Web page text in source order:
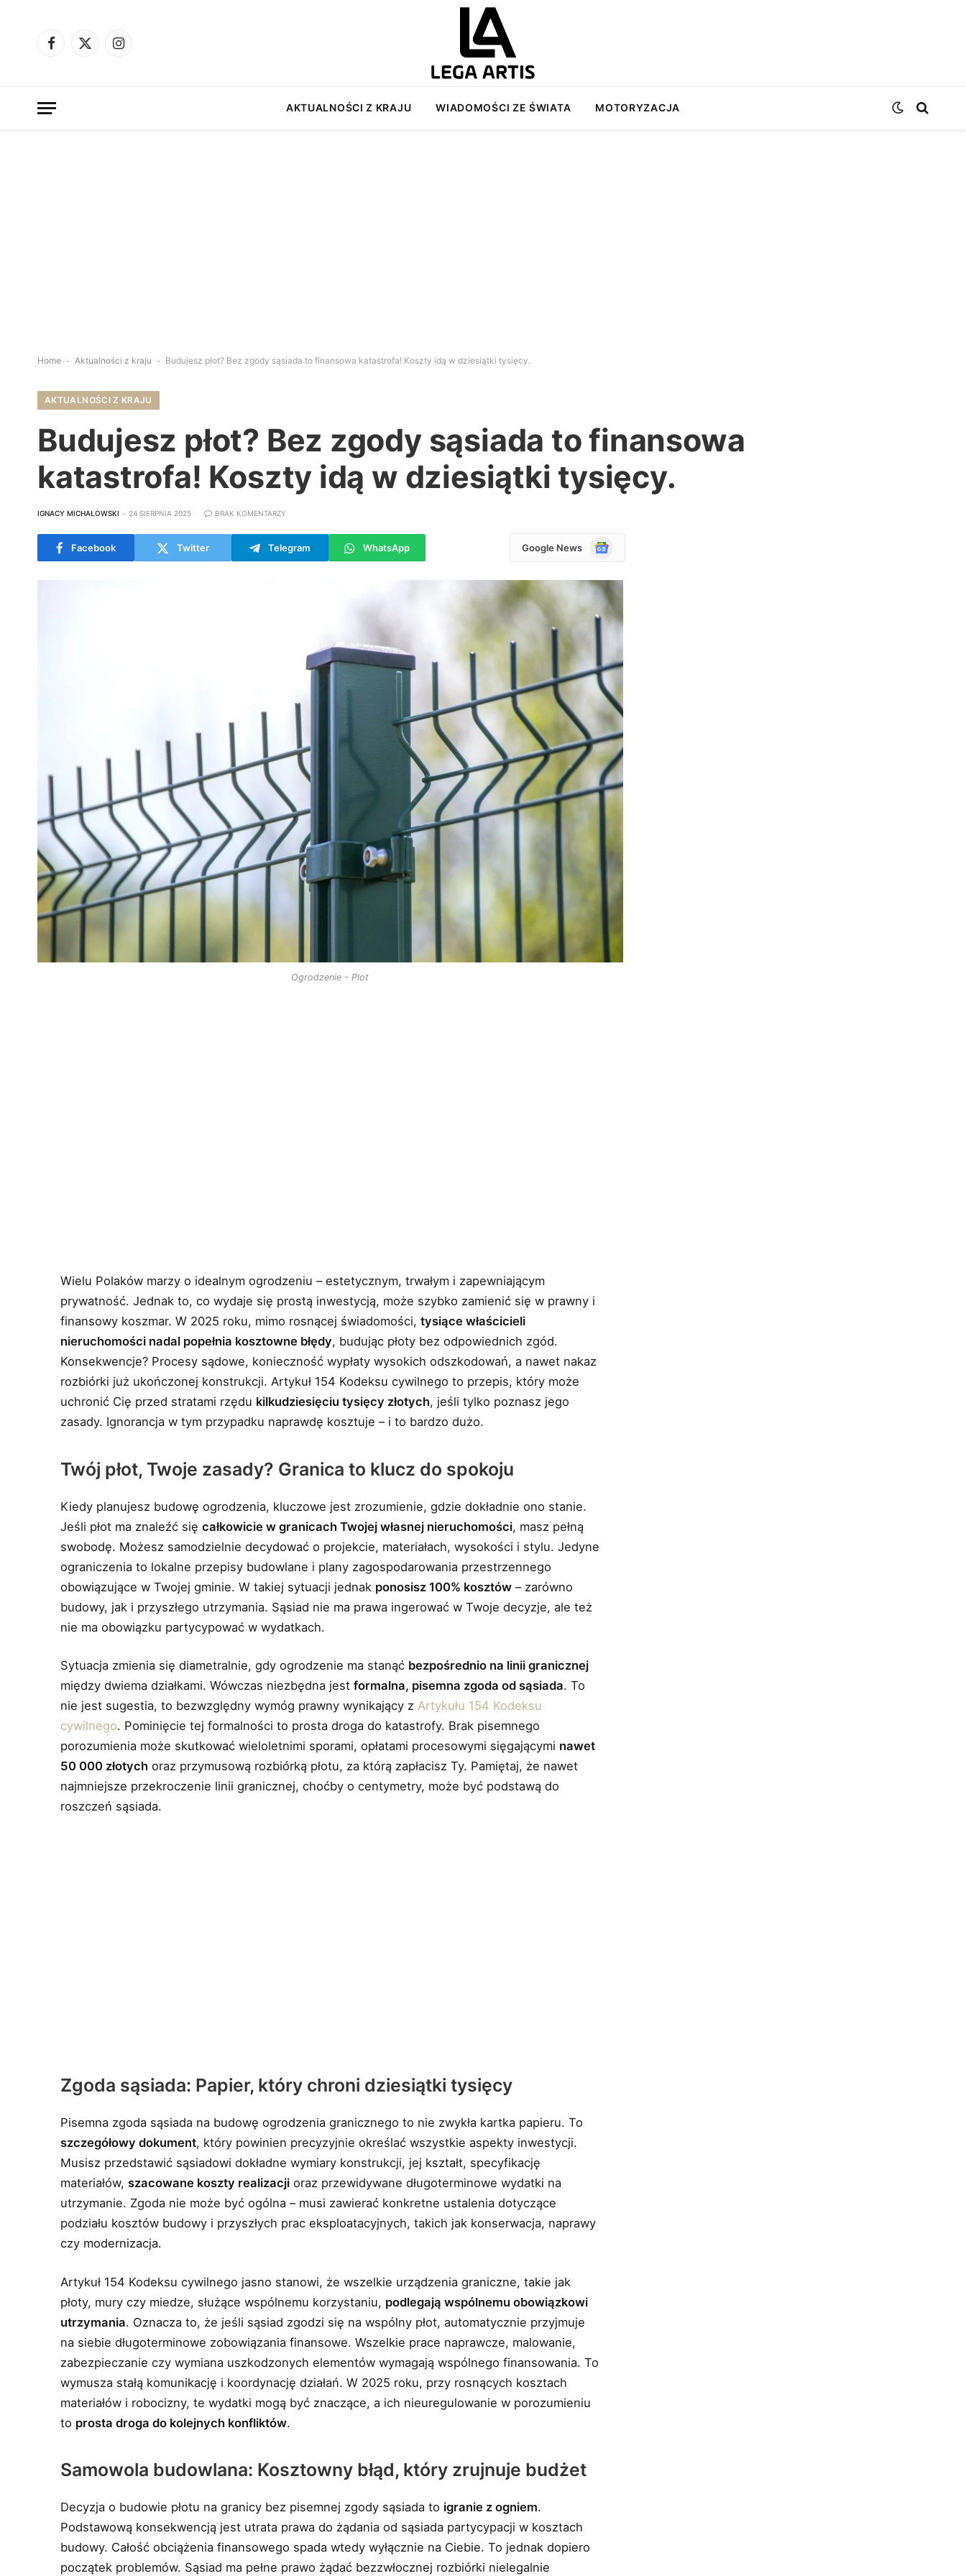
Facebook
X
Instagram
AKTUALNOŚCI Z KRAJU WIADOMOŚCI ZE ŚWIATA MOTORYZACJA
Home - Aktualności z kraju - Budujesz płot? Bez zgody sąsiada to finansowa katastrofa! Koszty idą w dziesiątki tysięcy.
AKTUALNOŚCI Z KRAJU
Budujesz płot? Bez zgody sąsiada to finansowa
katastrofa! Koszty idą w dziesiątki tysięcy.
IGNACY MICHAŁOWSKI 24 SIERPNIA 2025 BRAK KOMENTARZY
Facebook Twitter Telegram WhatsApp Google News
Google
Ogrodzenie - Plot
Wielu Polaków marzy o idealnym ogrodzeniu – estetycznym, trwałym i zapewniającym
prywatność. Jednak to, co wydaje się prostą inwestycją, może szybko zamienić się w prawny i
finansowy koszmar. W 2025 roku, mimo rosnącej świadomości,tysiące właścicieli
nieruchomości nadal popełnia kosztowne błędy, budując płoty bez odpowiednich zgód.
Konsekwencje? Procesy sądowe, konieczność wypłaty wysokich odszkodowań, a nawet nakaz
rozbiórki już ukończonej konstrukcji. Artykuł 154 Kodeksu cywilnego to przepis, który może
uchronić Cię przed stratami rzędu kilkudziesięciu tysięcy złotych, jeśli tylko poznasz jego
zasady. Ignorancja w tym przypadku naprawdę kosztuje – i to bardzo dużo.
Twój płot, Twoje zasady? Granica to klucz do spokoju
Kiedy planujesz budowę ogrodzenia, kluczowe jest zrozumienie, gdzie dokładnie ono stanie.
Jeśli płot ma znaleźć sięcałkowicie w granicach Twojej własnej nieruchomości, masz pełną
swobodę. Możesz samodzielnie decydować o projekcie, materiałach, wysokości i stylu. Jedyne
ograniczenia to lokalne przepisy budowlane i plany zagospodarowania przestrzennego
obowiązujące w Twojej gminie. W takiej sytuacji jednak ponosisz 100% kosztów – zarówno
budowy, jak i przyszłego utrzymania. Sąsiad nie ma prawa ingerować w Twoje decyzje, ale też
nie ma obowiązku partycypować w wydatkach.
Sytuacja zmienia się diametralnie, gdy ogrodzenie ma stanąć bezpośrednio na linii granicznej
między dwiema działkami. Wówczas niezbędna jestformalna, pisemna zgoda od sąsiada. To
nie jest sugestia, to bezwzględny wymóg prawny wynikający zArtykułu 154 Kodeksu
cywilnego. Pominięcie tej formalności to prosta droga do katastrofy. Brak pisemnego
porozumienia może skutkować wieloletnimi sporami, opłatami procesowymi sięgającymi nawet
50 000 złotych oraz przymusową rozbiórką płotu, za którą zapłacisz Ty. Pamiętaj, że nawet
najmniejsze przekroczenie linii granicznej, choćby o centymetry, może być podstawą do
roszczeń sąsiada.
Zgoda sąsiada: Papier, który chroni dziesiątki tysięcy
Pisemna zgoda sąsiada na budowę ogrodzenia granicznego to nie zwykła kartka papieru. To
szczegółowy dokument, który powinien precyzyjnie określać wszystkie aspekty inwestycji.
Musisz przedstawić sąsiadowi dokładne wymiary konstrukcji, jej kształt, specyfikację
materiałów,szacowane koszty realizacji oraz przewidywane długoterminowe wydatki na
utrzymanie. Zgoda nie może być ogólna – musi zawierać konkretne ustalenia dotyczące
podziału kosztów budowy i przyszłych prac eksploatacyjnych, takich jak konserwacja, naprawy
czy modernizacja.
Artykuł 154 Kodeksu cywilnego jasno stanowi, że wszelkie urządzenia graniczne, takie jak
płoty, mury czy miedze, służące wspólnemu korzystaniu, podlegają wspólnemu obowiązkowi
utrzymania. Oznacza to, że jeśli sąsiad zgodzi się na wspólny płot, automatycznie przyjmuje
na siebie długoterminowe zobowiązania finansowe. Wszelkie prace naprawcze, malowanie,
zabezpieczanie czy wymiana uszkodzonych elementów wymagają wspólnego finansowania. To
wymusza stałą komunikację i koordynację działań. W 2025 roku, przy rosnących kosztach
materiałów i robocizny, te wydatki mogą być znaczące, a ich nieuregulowanie w porozumieniu
to prosta droga do kolejnych konfliktów.
Samowola budowlana: Kosztowny błąd, który zrujnuje budżet
Decyzja o budowie płotu na granicy bez pisemnej zgody sąsiada to igranie z ogniem.
Podstawową konsekwencją jest utrata prawa do żądania od sąsiada partycypacji w kosztach
budowy. Całość obciążenia finansowego spada wtedy wyłącznie na Ciebie. To jednak dopiero
początek problemów. Sąsiad ma pełne prawo żądać bezzwłocznej rozbiórki nielegalnie